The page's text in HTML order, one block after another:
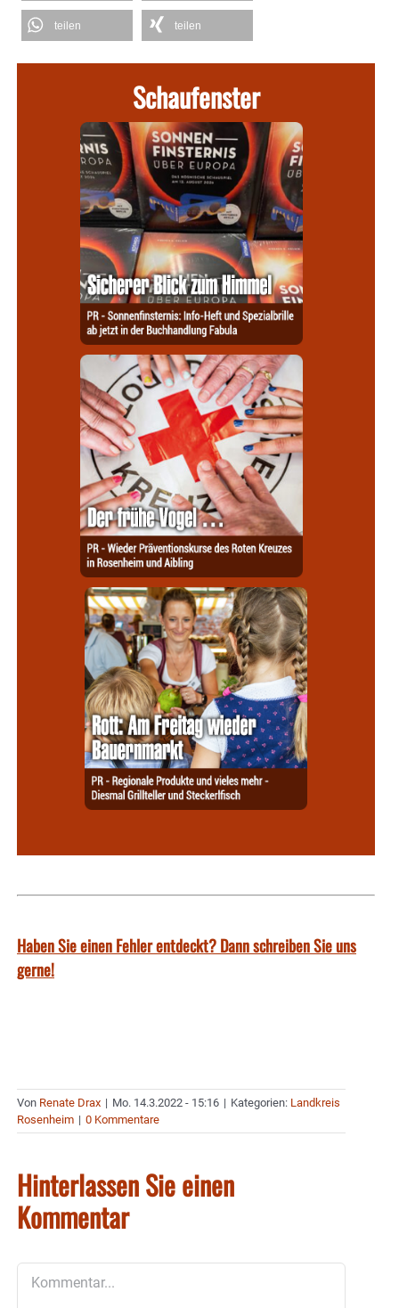
teilen teilen
Schaufenster
Haben Sie einen Fehler entdeckt? Dann schreiben Sie uns
gerne!
Von Renate Drax | Mo. 14.3.2022 - 15:16 | Kategorien: Landkreis
Rosenheim | 0 Kommentare
Hinterlassen Sie einen
Kommentar